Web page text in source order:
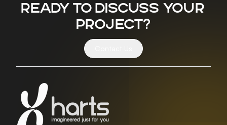
Ready to discuss your
project?